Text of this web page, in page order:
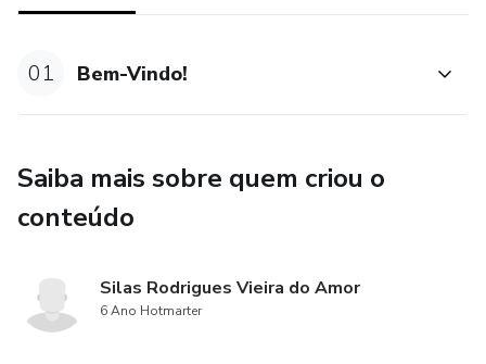
01 Bem-Vindo!
Saiba mais sobre quem criou o
conteúdo
Silas Rodrigues Vieira do Amor
6 Ano Hotmarter